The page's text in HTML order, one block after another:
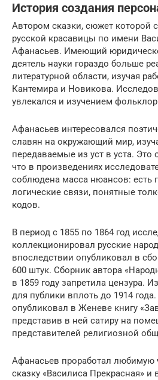
История создания
Автором сказки, сюжет которой
русской красавицы по имени
Афанасьев. Имеющий
деятель науки гораздо больше
литературной области, изучая
Кантемира и Новикова.
увлекался и изучением
Афанасьев интересовался
славян на окружающий мир,
передаваемые из уст в уста. Это
что в произведениях
соблюдена масса нюансов: есть
логические связи, понятные
кодов.
В период с 1855 по 1864 год
коллекционировал русские
впоследствии опубликовал в
600 штук. Сборник автора
в 1859 году запретила цензура.
для публики вплоть до 1914
опубликовал в Женеве книгу
представив в ней сатиру на
представителей религиозной
Афанасьев проработал любимую
сказку «Василиса Прекрасная»